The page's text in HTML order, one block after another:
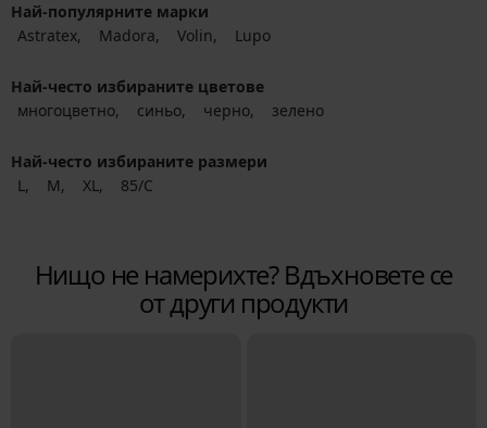
Най-популярните марки
Astratex
Madora Volin Lupo
Най-често избираните цветове
многоцветно
синьо черно зелено
Най-често избираните размери
L
M XL 85/C
Нищо не намерихте? Вдъхновете се
от други продукти